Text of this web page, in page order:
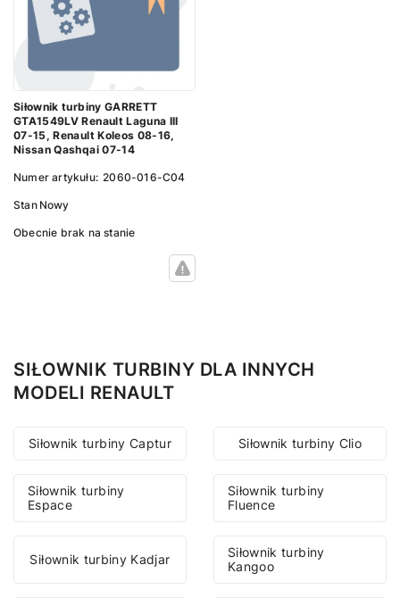
Siłownik turbiny GARRETT
GTA1549LV Renault Laguna III
07-15, Renault Koleos 08-16,
Nissan Qashqai 07-14
Numer artykułu: 2060-016-C04
Stan Nowy
Obecnie brak na stanie
SIŁOWNIK TURBINY DLA INNYCH
MODELI RENAULT
Siłownik turbiny Captur Siłownik turbiny Clio
Siłownik turbiny
Espace
Siłownik turbiny
Fluence
Siłownik turbiny Kadjar
Siłownik turbiny
Kangoo